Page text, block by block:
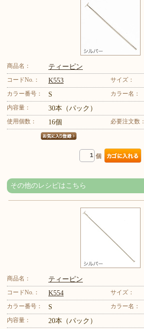
商品名： ティーピン
コードNo.： K553 サイズ：
カラー番号： S カラー名：
内容量： 30本（パック）
使用個数： 16個 必要注文数：
個
その他のレシピはこちら
商品名： ティーピン
コードNo.： K554 サイズ：
カラー番号： S カラー名：
内容量： 20本（パック）